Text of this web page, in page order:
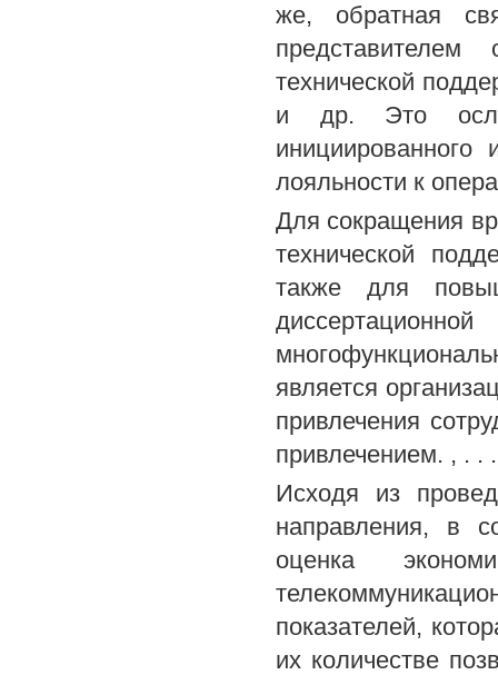
же, обратная
технической
и др. Это
лояльности к
Для сокращения
технической
также для
является
привлечения
привлечением. , . . .
Исходя из
направления, в
оценка
показателей,
их количестве